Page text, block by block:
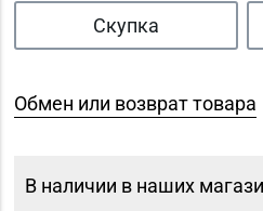
Скупка
Обмен или возврат товара
В наличии в наших